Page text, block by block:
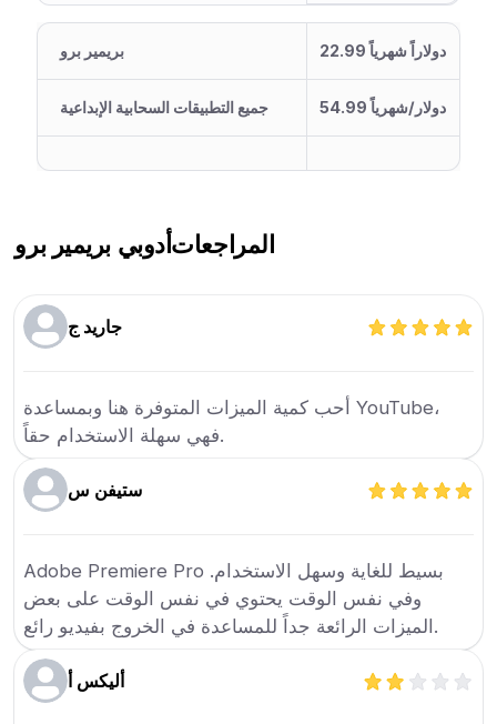
بريمير برو 22.99 دولاراً شهرياً
جميع التطبيقات السحابية الإبداعية 54.99 دولار/شهرياً
أدوبي بريمير بروالمراجعات
جاريد ج
أحب كمية الميزات المتوفرة هنا وبمساعدة YouTube،
فهي سهلة الاستخدام حقاً.
ستيفن س
Adobe Premiere Pro بسيط للغاية وسهل الاستخدام.
وفي نفس الوقت يحتوي في نفس الوقت على بعض
الميزات الرائعة جداً للمساعدة في الخروج بفيديو رائع.
أليكس أ